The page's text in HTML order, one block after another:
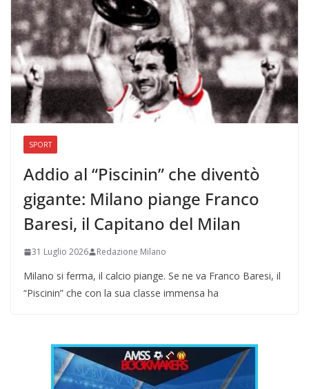
SPORT
Addio al “Piscinin” che diventò
gigante: Milano piange Franco
Baresi, il Capitano del Milan
31 Luglio 2026 Redazione Milano
Milano si ferma, il calcio piange. Se ne va Franco Baresi, il
“Piscinin” che con la sua classe immensa ha